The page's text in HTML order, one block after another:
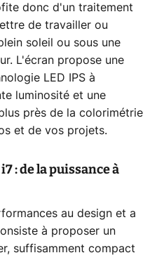
donc d'un traitement
de travailler ou
soleil ou sous une
L'écran propose une
LED IPS à
luminosité et une
près de la colorimétrie
et de vos projets.
: de la puissance à
au design et a
à proposer un
suffisamment compact